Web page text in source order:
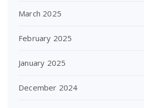
March 2025
February 2025
January 2025
December 2024